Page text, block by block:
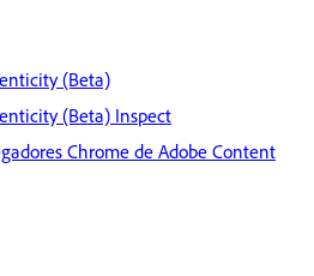
(Beta)
(Beta) Inspect
Chrome de Adobe Content